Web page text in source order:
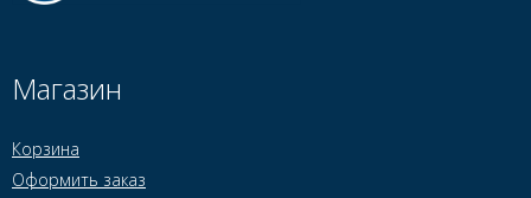
Магазин
Корзина
Оформить заказ